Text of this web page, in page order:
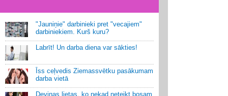
"Jauniņie" darbinieki pret "vecajiem"
darbiniekiem. Kurš kuru?
Labrīt! Un darba diena var sākties!
Īss ceļvedis Ziemassvētku pasākumam
darba vietā
Deviņas lietas, ko nekad neteikt bosam